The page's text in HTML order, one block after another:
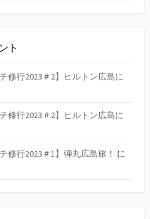
ト
チ修行2023＃2】ヒルトン広島に
チ修行2023＃2】ヒルトン広島に
修行2023＃1】弾丸広島旅！ に